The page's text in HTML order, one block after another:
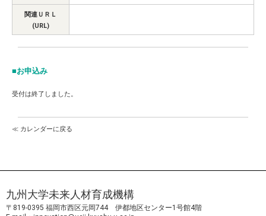
関連ＵＲＬ
(URL)
■お申込み
受付は終了しました。
≪ カレンダーに戻る
九州大学未来人材育成機構
〒819-0395 福岡市西区元岡744 伊都地区センター1号館4階